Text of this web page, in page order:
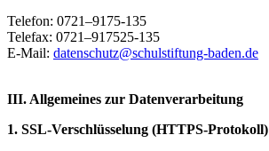
Telefon: 0721–9175-135
Telefax: 0721–917525-135
E-Mail: datenschutz@schulstiftung-baden.de
III. Allgemeines zur Datenverarbeitung
1. SSL-Verschlüsselung (HTTPS-Protokoll)